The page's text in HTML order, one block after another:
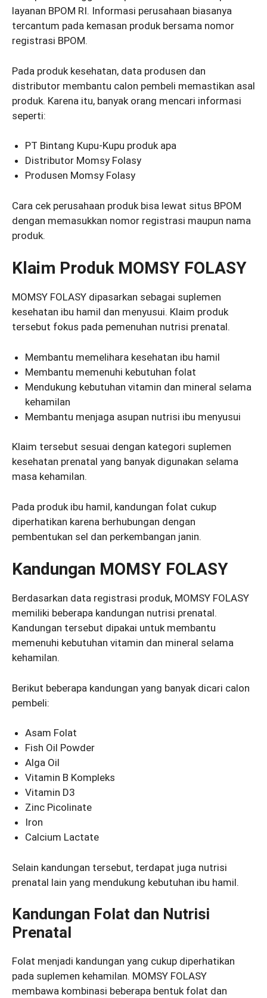
layanan BPOM RI. Informasi perusahaan biasanya
tercantum pada kemasan produk bersama nomor
registrasi BPOM.
Pada produk kesehatan, data produsen dan
distributor membantu calon pembeli memastikan asal
produk. Karena itu, banyak orang mencari informasi
seperti:
PT Bintang Kupu-Kupu produk apa
Distributor Momsy Folasy
Produsen Momsy Folasy
Cara cek perusahaan produk bisa lewat situs BPOM
dengan memasukkan nomor registrasi maupun nama
produk.
Klaim Produk MOMSY FOLASY
MOMSY FOLASY dipasarkan sebagai suplemen
kesehatan ibu hamil dan menyusui. Klaim produk
tersebut fokus pada pemenuhan nutrisi prenatal.
Membantu memelihara kesehatan ibu hamil
Membantu memenuhi kebutuhan folat
Mendukung kebutuhan vitamin dan mineral selama
kehamilan
Membantu menjaga asupan nutrisi ibu menyusui
Klaim tersebut sesuai dengan kategori suplemen
kesehatan prenatal yang banyak digunakan selama
masa kehamilan.
Pada produk ibu hamil, kandungan folat cukup
diperhatikan karena berhubungan dengan
pembentukan sel dan perkembangan janin.
Kandungan MOMSY FOLASY
Berdasarkan data registrasi produk, MOMSY FOLASY
memiliki beberapa kandungan nutrisi prenatal.
Kandungan tersebut dipakai untuk membantu
memenuhi kebutuhan vitamin dan mineral selama
kehamilan.
Berikut beberapa kandungan yang banyak dicari calon
pembeli:
Asam Folat
Fish Oil Powder
Alga Oil
Vitamin B Kompleks
Vitamin D3
Zinc Picolinate
Iron
Calcium Lactate
Selain kandungan tersebut, terdapat juga nutrisi
prenatal lain yang mendukung kebutuhan ibu hamil.
Kandungan Folat dan Nutrisi
Prenatal
Folat menjadi kandungan yang cukup diperhatikan
pada suplemen kehamilan. MOMSY FOLASY
membawa kombinasi beberapa bentuk folat dan